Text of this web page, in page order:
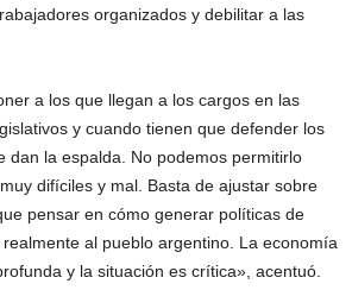
organizados y debilitar a las
a los que llegan a los cargos en las
y cuando tienen que defender los
dan la espalda. No podemos permitirlo
difíciles y mal. Basta de ajustar sobre
pensar en cómo generar políticas de
al pueblo argentino. La economía
y la situación es crítica», acentuó.